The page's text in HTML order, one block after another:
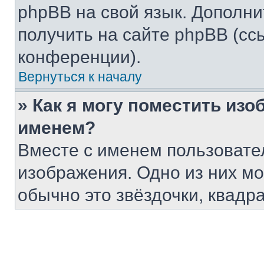
phpBB на свой язык.
получить на сайте phpBB
конференции).
Вернуться к началу
» Как я могу поместить
именем?
Вместе с именем
изображения. Одно из них
обычно это звёздочки,